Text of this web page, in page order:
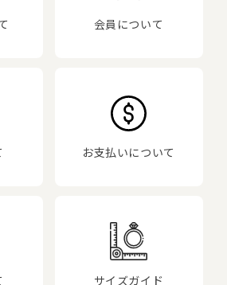
会員について
お支払いについて
サイズガイド